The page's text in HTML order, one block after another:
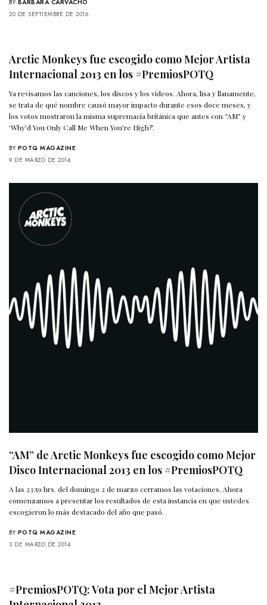
BY BÁRBARA CARVACHO
20 DE SEPTIEMBRE DE 2016
Arctic Monkeys fue escogido como Mejor Artista
Internacional 2013 en los #PremiosPOTQ
Ya revisamos las canciones, los discos y los videos. Ahora, lisa y llanamente,
se trata de qué nombre causó mayor impacto durante esos doce meses, y
los votos mostraron la misma supremacía británica que antes con “AM” y
‘Why’d You Only Call Me When You’re High?’.
BY POTQ MAGAZINE
9 DE MARZO DE 2014
“AM” de Arctic Monkeys fue escogido como Mejor
Disco Internacional 2013 en los #PremiosPOTQ
A las 23:59 hrs. del domingo 2 de marzo cerramos las votaciones. Ahora
comenzamos a presentar los resultados de esta instancia en que ustedes
escogieron lo más destacado del año que pasó.
BY POTQ MAGAZINE
3 DE MARZO DE 2014
#PremiosPOTQ: Vota por el Mejor Artista